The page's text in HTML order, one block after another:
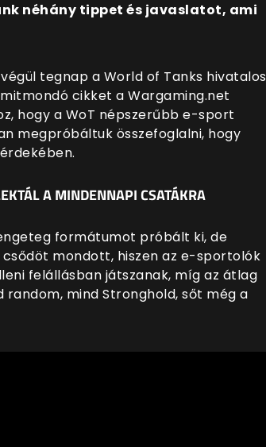
néhány tippet és javaslatot, ami
tegnap a World of Tanks hivatalos
cikket a Wargaming.net
hogy a WoT népszerűbb e-sport
megpróbáltuk összefoglalni, hogy
A MINDENNAPI CSATÁKRA
formátumot próbált ki, de
mondott, hiszen az e-sportolók
felállásban játszanak, míg az átlag
random, mind Stronghold, sőt még a